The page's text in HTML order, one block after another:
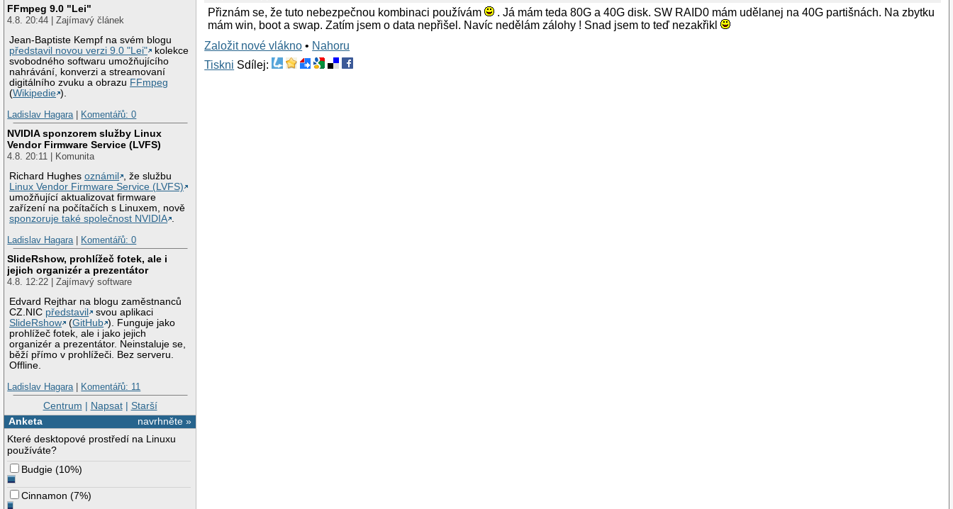
FFmpeg 9.0 "Lei"
4.8. 20:44 | Zajímavý článek
Jean-Baptiste Kempf na svém blogu
představil novou verzi 9.0 "Lei"
kolekce
svobodného softwaru umožňujícího
nahrávání, konverzi a streamovaní
digitálního zvuku a obrazu FFmpeg
(Wikipedie ).
Ladislav Hagara| Komentářů: 0
NVIDIA sponzorem služby Linux
Vendor Firmware Service (LVFS)
4.8. 20:11 | Komunita
Richard Hughesoznámil
, že službu
Linux Vendor Firmware Service (LVFS)
umožňující aktualizovat firmware
zařízení na počítačích s Linuxem, nově
sponzoruje také společnost NVIDIA .
Ladislav Hagara| Komentářů: 0
SlideRshow, prohlížeč fotek, ale i
jejich organizér a prezentátor
4.8. 12:22 | Zajímavý software
Edvard Rejthar na blogu zaměstnanců
CZ.NIC představil
svou aplikaci
SlideRshow
(GitHub ). Funguje jako
prohlížeč fotek, ale i jako jejich
organizér a prezentátor. Neinstaluje se,
běží přímo v prohlížeči. Bez serveru.
Offline.
Ladislav Hagara| Komentářů: 11
Centrum | Napsat| Starší
navrhněte »
Anketa
Které desktopové prostředí na Linuxu
používáte?
Budgie (10%)
Cinnamon (7%)
Přiznám se, že tuto nebezpečnou kombinaci používám
. Já mám teda 80G a 40G disk. SW RAID0 mám udělanej na 40G partišnách. Na zbytku
mám win, boot a swap. Zatím jsem o data nepřišel. Navíc nedělám zálohy ! Snad jsem to teď nezakřikl
Založit nové vlákno • Nahoru
Tiskni Sdílej: